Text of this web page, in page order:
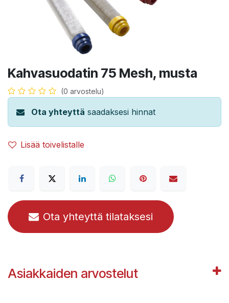
Kahvasuodatin 75 Mesh, musta
(0 arvostelu)
Ota yhteyttä saadaksesi hinnat
Lisää toivelistalle
Ota yhteyttä tilataksesi
Asiakkaiden arvostelut